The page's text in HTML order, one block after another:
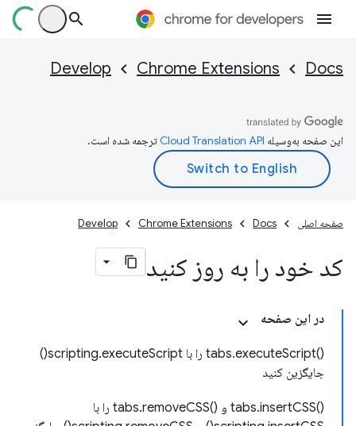
Docs
Chrome Extensions
Develop
این صفحه به‌وسیله ترجمه شده است.
صفحه اصلی Docs
Chrome Extensions
Develop
کد خود را به روز کنید
در این صفحه
()tabs.executeScript را با scripting.executeScript()
جایگزین کنید
()tabs.insertCSS و ()tabs.removeCSS را با